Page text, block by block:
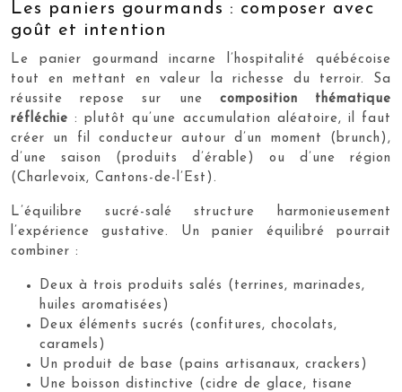
Les paniers gourmands : composer avec
goût et intention
Le panier gourmand incarne l’hospitalité québécoise
tout en mettant en valeur la richesse du terroir. Sa
réussite repose sur une composition thématique
réfléchie : plutôt qu’une accumulation aléatoire, il faut
créer un fil conducteur autour d’un moment (brunch),
d’une saison (produits d’érable) ou d’une région
(Charlevoix, Cantons-de-l’Est).
L’équilibre sucré-salé structure harmonieusement
l’expérience gustative. Un panier équilibré pourrait
combiner :
Deux à trois produits salés (terrines, marinades,
huiles aromatisées)
Deux éléments sucrés (confitures, chocolats,
caramels)
Un produit de base (pains artisanaux, crackers)
Une boisson distinctive (cidre de glace, tisane